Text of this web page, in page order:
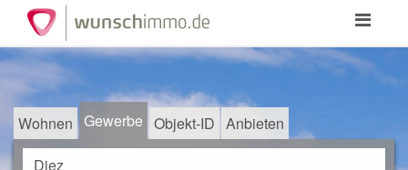
Toggle
Wohnen Gewerbe Objekt-ID Anbieten